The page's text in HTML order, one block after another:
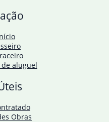
aluguel
Obras